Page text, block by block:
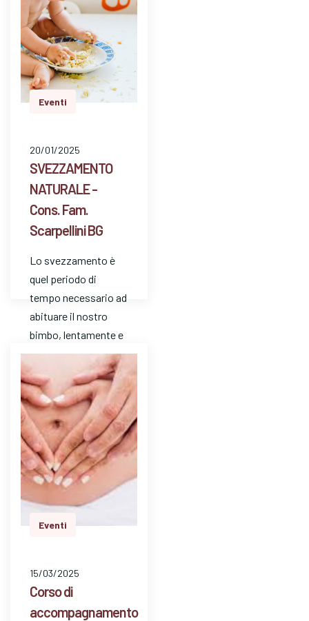
Eventi
20/01/2025
SVEZZAMENTO
NATURALE -
Cons. Fam.
Scarpellini BG
Lo svezzamento è
quel periodo di
tempo necessario ad
abituare il nostro
bimbo, lentamente e
con gradualità, a
passare dal solo latte
mat…
Eventi
15/03/2025
Corso di
accompagnamento